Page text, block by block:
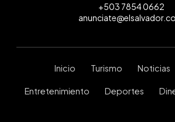
+503 7854 0662
Inicio Turismo Noticias
Entretenimiento Deportes